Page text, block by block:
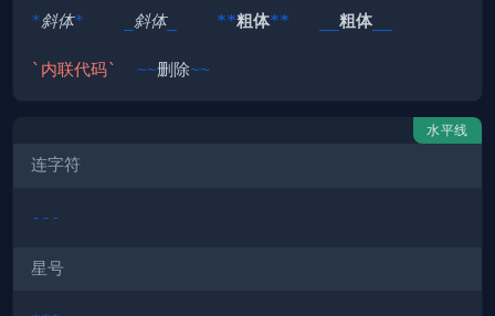
*斜体* 斜体_ **粗体** 粗体__
`内联代码` ~~删除~~
水平线
连字符
---
星号